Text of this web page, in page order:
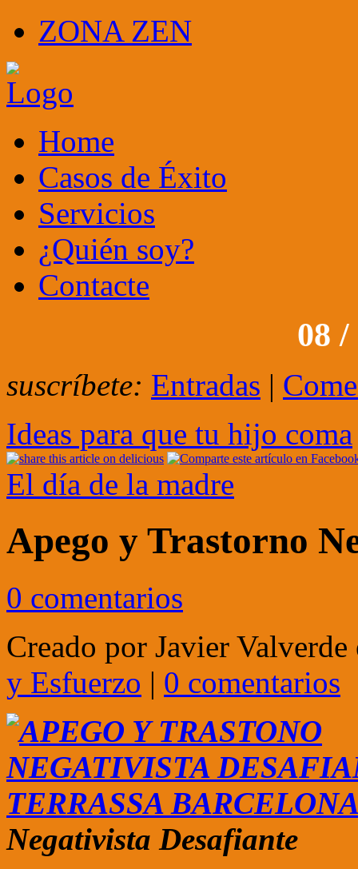
ZONA ZEN
Home
Casos de Éxito
Servicios
¿Quién soy?
Contacte
08 /
suscríbete: Entradas |
Ideas para que tu hijo coma
El día de la madre
Apego y Trastorno
0 comentarios
Creado por Javier Valverde
y Esfuerzo | 0 comentarios
Negativista Desafiante